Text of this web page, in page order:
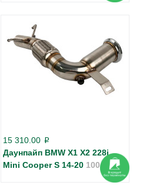
15 310.00 p
Даунпайп BMW X1 X2 228i
Mini Cooper S 14-20 100.8178